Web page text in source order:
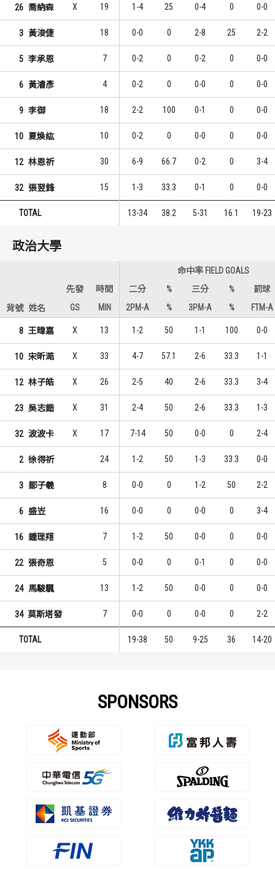
26 喬納森 X 19 1-4 25 0-4 0 0-0
3 黃浚倢 18 0-0 0 2-8 25 2-2
5 李承恩 7 0-2 0 0-2 0 0-0
6 黃濬彥 4 0-2 0 0-0 0 0-0
9 李御 18 2-2 100 0-1 0 0-0
10 夏煥紘 10 0-2 0 0-0 0 0-0
12 林恩祈 30 6-9 66.7 0-2 0 3-4
32 張翌鋒 15 1-3 33.3 0-1 0 0-0
TOTAL 13-34 38.2 5-31 16.1 19-23
政治大學
命中率 FIELD GOALS
先發
時間 二分 % 三分 %
罰球
背號 姓名 GS MIN 2PM-A % 3PM-A % FTM-A
8 王暐嘉 X 13 1-2 50 1-1 100 0-0
10 宋昕澔 X 33 4-7 57.1 2-6 33.3 1-1
12 林子皓 X 26 2-5 40 2-6 33.3 3-4
23 吳志鍇 X 31 2-4 50 2-6 33.3 1-3
32 波波卡 X 17 7-14 50 0-0 0 2-4
2 徐得祈 24 1-2 50 1-3 33.3 0-0
3 鄒子羲 8 0-0 0 1-2 50 2-2
6 盛岦 16 0-0 0 0-0 0 3-4
16 鍾理翔 7 1-2 50 0-0 0 0-0
22 張奇恩 5 0-0 0 0-1 0 0-0
24 馬駿颿 13 1-2 50 0-0 0 0-0
34 莫斯塔發 7 0-0 0 0-0 0 2-2
TOTAL 19-38 50 9-25 36 14-20
SPONSORS